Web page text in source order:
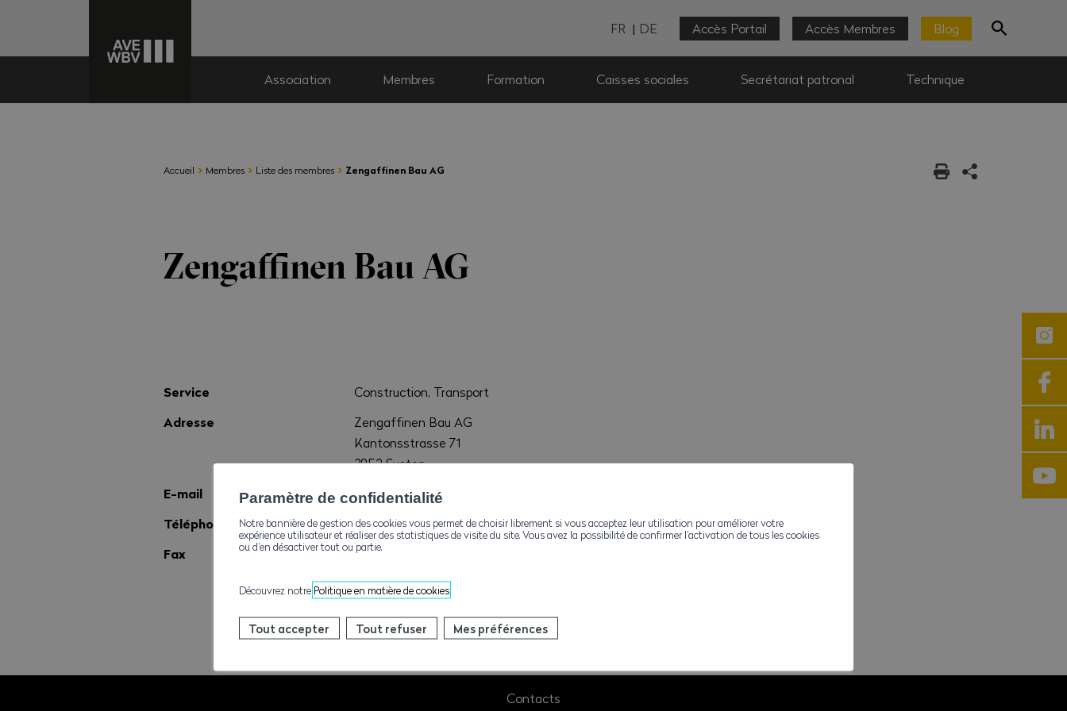
FR DE Accès Portail Accès Membres Blog
Association Membres Formation Caisses sociales Secrétariat patronal Technique
Accueil › Membres › Liste des membres › Zengaffinen Bau AG
Zengaffinen Bau AG
Service Construction, Transport
Adresse
Zengaffinen Bau AG
Kantonsstrasse 71
3952 Susten
E-mail info@zengaffinenag.ch
Téléphone +41274731525
Fax +41274731527
Contacts
Paramètre de confidentialité
Notre bannière de gestion des cookies vous permet de choisir librement si vous acceptez leur utilisation pour améliorer votre
expérience utilisateur et réaliser des statistiques de visite du site. Vous avez la possibilité de confirmer l’activation de tous les cookies
ou d’en désactiver tout ou partie.
Découvrez notre Politique en matière de cookies
Tout accepter Tout refuser Mes préférences